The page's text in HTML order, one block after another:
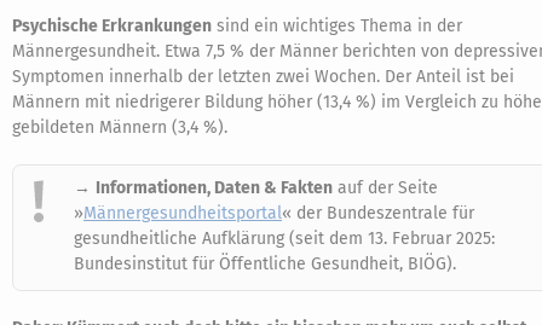
Psychische Erkrankungen sind ein wichtiges Thema in der
Männergesundheit. Etwa 7,5 % der Männer berichten von
Symptomen innerhalb der letzten zwei Wochen. Der Anteil ist bei
Männern mit niedrigerer Bildung höher (13,4 %) im Vergleich zu
gebildeten Männern (3,4 %).
→ Informationen, Daten & Fakten auf der Seite
»Männergesundheitsportal« der Bundeszentrale für
gesundheitliche Aufklärung (seit dem 13. Februar 2025:
Bundesinstitut für Öffentliche Gesundheit, BIÖG).